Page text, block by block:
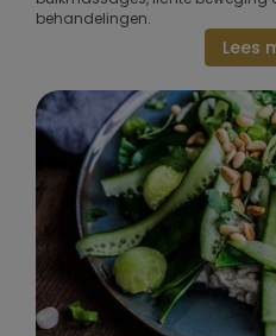
behandelingen.
Lees